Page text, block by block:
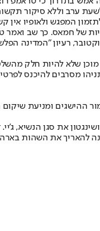
ערב וללא סיקור
המפגש ולאופיו
של חמאס. כך שב ואמר
שלא להיות חלק
מסרבים להיכנס
ההישגים ומניעת
את סגן הנשיא,
להאריך את השהות